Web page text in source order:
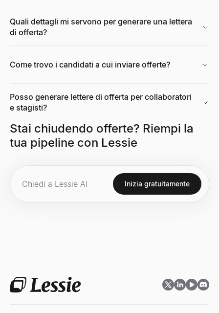
Calcoli il CPM (costo per mille), la spesa pubblicitaria totale o
Esplora→
Esplora→
Analizzatore Stack Tecnologico
Valutatore Fit ICP
Quali dettagli mi servono per generare una lettera
di offerta?
Come trovo i candidati a cui inviare offerte?
Posso generare lettere di offerta per collaboratori
e stagisti?
Stai chiudendo offerte? Riempi la
tua pipeline con Lessie
Inizia gratuitamente